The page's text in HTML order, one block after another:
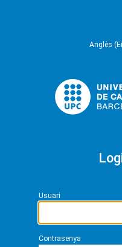
Anglès
Usuari
Contrasenya